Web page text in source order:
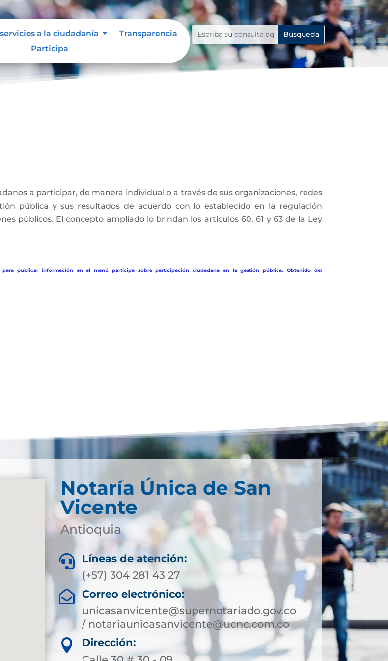
a la ciudadanía
Transparencia
Participa
a participar, de manera individual o a través de sus organizaciones, redes
pública y sus resultados de acuerdo con lo establecido en la regulación
públicos. El concepto ampliado lo brindan los artículos 60, 61 y 63 de la Ley
publicar información en el menú participa sobre participación ciudadana en la gestión pública. Obtenido de:
Notaría Única de San
Vicente
Antioquia

Líneas de atención:
(+57) 304 281 43 27

Correo electrónico:
unicasanvicente@supernotariado.gov.co
/ notariaunicasanvicente@ucnc.com.co

Dirección: